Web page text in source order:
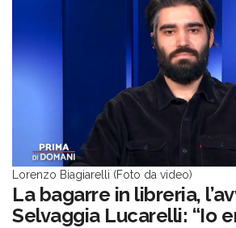
Lorenzo Biagiarelli (Foto da video)
La bagarre in libreria,
Selvaggia Lucarelli: “Io